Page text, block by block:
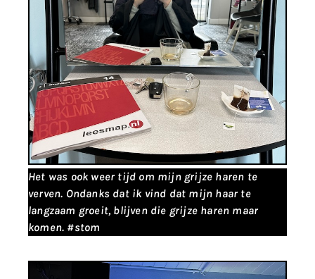
Het was ook weer tijd om mijn grijze haren te
verven. Ondanks dat ik vind dat mijn haar te
langzaam groeit, blijven die grijze haren maar
komen. #stom